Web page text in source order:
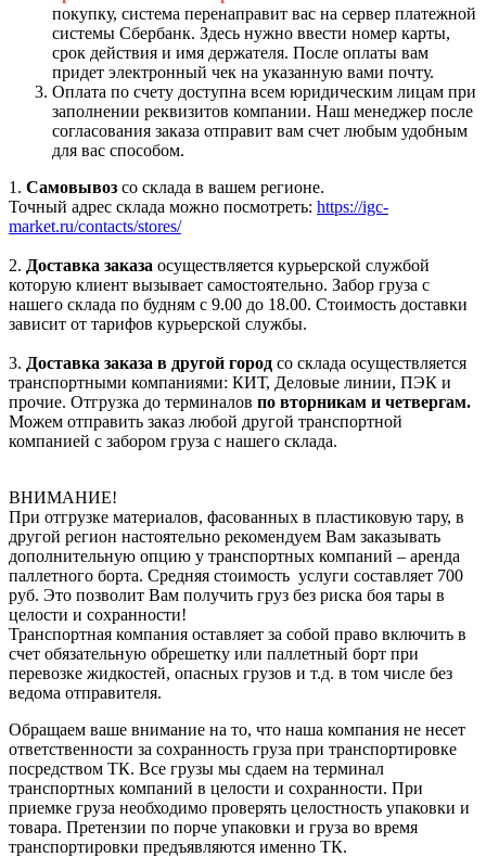
покупку, система перенаправит вас на сервер платежной
системы Сбербанк. Здесь нужно ввести номер карты,
срок действия и имя держателя. После оплаты вам
придет электронный чек на указанную вами почту.
Оплата по счету доступна всем юридическим лицам при
заполнении реквизитов компании. Наш менеджер после
согласования заказа отправит вам счет любым удобным
для вас способом.
1. Самовывоз со склада в вашем регионе.
Точный адрес склада можно посмотреть: https://igc-
market.ru/contacts/stores/
2. Доставка заказа осуществляется курьерской службой
которую клиент вызывает самостоятельно. Забор груза с
нашего склада по будням с 9.00 до 18.00. Стоимость доставки
зависит от тарифов курьерской службы.
3. Доставка заказа в другой город со склада осуществляется
транспортными компаниями: КИТ, Деловые линии, ПЭК и
прочие. Отгрузка до терминалов по вторникам и четвергам.
Можем отправить заказ любой другой транспортной
компанией с забором груза с нашего склада.
ВНИМАНИЕ!
При отгрузке материалов, фасованных в пластиковую тару, в
другой регион настоятельно рекомендуем Вам заказывать
дополнительную опцию у транспортных компаний – аренда
паллетного борта. Средняя стоимость услуги составляет 700
руб. Это позволит Вам получить груз без риска боя тары в
целости и сохранности!
Транспортная компания оставляет за собой право включить в
счет обязательную обрешетку или паллетный борт при
перевозке жидкостей, опасных грузов и т.д. в том числе без
ведома отправителя.
Обращаем ваше внимание на то, что наша компания не несет
ответственности за сохранность груза при транспортировке
посредством ТК. Все грузы мы сдаем на терминал
транспортных компаний в целости и сохранности. При
приемке груза необходимо проверять целостность упаковки и
товара. Претензии по порче упаковки и груза во время
транспортировки предъявляются именно ТК.